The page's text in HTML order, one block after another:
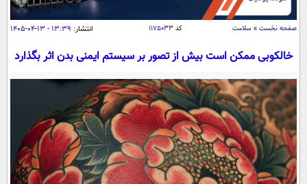
اقتصاد
جامعه
حوادث
سلامت
یک برش دانایی
محیط زیست
بین الملل
سیاست خارجی
فرهنگ و هنر
علم و دانش
فناوری و It
قرآن
صفحه نخست » سلامت کد ۱۱۷۵۰۳۳ انتشار: ۱۳:۳۹ - ۱۳-۰۴-۱۴۰۵
خالکوبی ممکن است بیش از تصور بر سیستم ایمنی بدن اثر بگذارد